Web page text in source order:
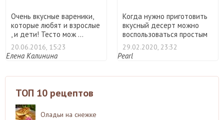
Очень вкусные вареники,
которые любят и взрослые
, и дети! Тесто мож ...
20.06.2016, 15:23
Елена Калинина
Когда нужно приготовить
вкусный десерт можно
воспользоваться простым
...
29.02.2020, 23:32
Pearl
ТОП 10 рецептов
Оладьи на снежке